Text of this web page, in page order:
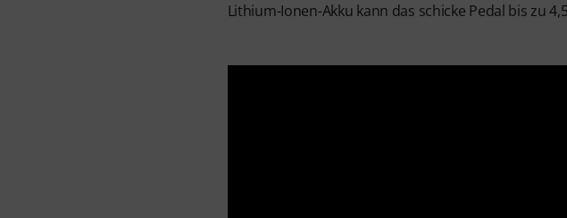
Lithium-Ionen-Akku kann das schicke Pedal bis zu